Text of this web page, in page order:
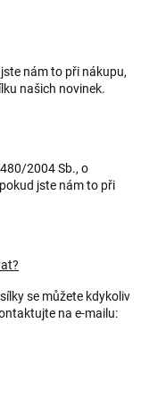
nám to při nákupu,
našich novinek.
2004 Sb., o
jste nám to při
se můžete kdykoliv
na e-mailu: